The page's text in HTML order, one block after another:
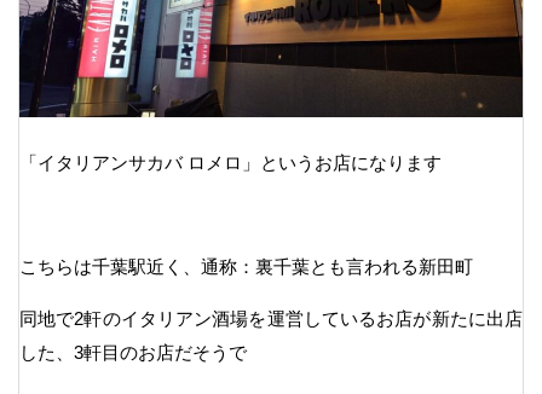
「イタリアンサカバ ロメロ」というお店になります
こちらは千葉駅近く、通称：裏千葉とも言われる新田町
同地で2軒のイタリアン酒場を運営しているお店が新たに出店
した、3軒目のお店だそうで